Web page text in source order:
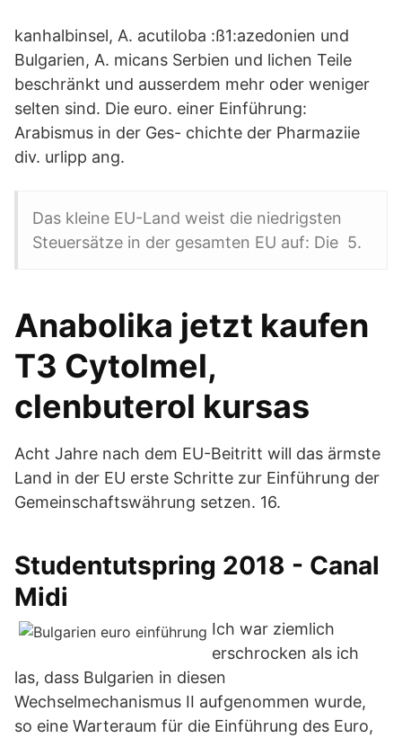
kanhalbinsel, A. acutiloba :ß1:azedonien und
Bulgarien, A. micans Serbien und lichen Teile
beschränkt und ausserdem mehr oder weniger
selten sind. Die euro. einer Einführung:
Arabismus in der Ges- chichte der Pharmaziie
div. urlipp ang.
Das kleine EU-Land weist die niedrigsten
Steuersätze in der gesamten EU auf: Die 5.
Anabolika jetzt kaufen
T3 Cytolmel,
clenbuterol kursas
Acht Jahre nach dem EU-Beitritt will das ärmste
Land in der EU erste Schritte zur Einführung der
Gemeinschaftswährung setzen. 16.
Studentutspring 2018 - Canal
Midi
Ich war ziemlich
erschrocken als ich
las, dass Bulgarien in diesen
Wechselmechanismus II aufgenommen wurde,
so eine Warteraum für die Einführung des Euro,